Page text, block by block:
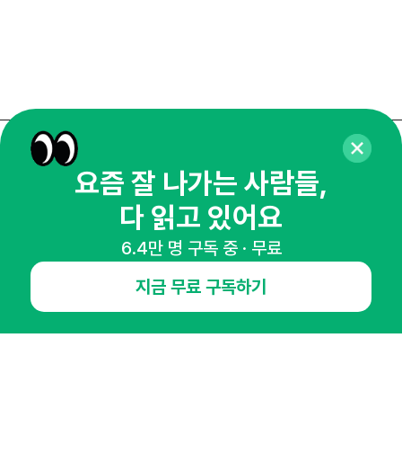
매주 화요일 아침,
마케팅 감각을 깨워 드릴게요!
65,043명의 마케터를 성장시키는 뉴스레터
요즘 잘 나가는 사람들,
다 읽고 있어요
6.4만 명 구독 중 · 무료
지금 무료 구독하기